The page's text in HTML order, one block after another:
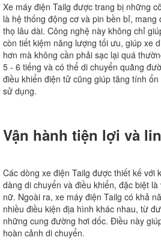
Xe máy điện Tailg được trang bị những
là hệ thống động cơ và pin bền bỉ, mang
thọ lâu dài. Công nghệ này không chỉ
còn tiết kiệm năng lượng tối ưu, giúp xe
hơn mà không cần phải sạc lại quá
5 - 6 tiếng và có thể di chuyển quãng
điều khiển điện tử cũng giúp tăng tính
sử dụng.
Vận hành tiện lợi và
Các dòng xe điện Tailg được thiết kế với
dàng di chuyển và điều khiển, đặc biệt
nữ. Ngoài ra, xe máy điện Tailg có khả
nhiều điều kiện địa hình khác nhau, từ
những cung đường hơi dốc. Điều này
hoàn cảnh di chuyển.